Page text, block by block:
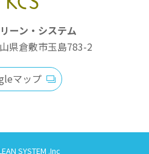
ーン・システム
県倉敷市玉島783-2
マップ
SYSTEM .Inc